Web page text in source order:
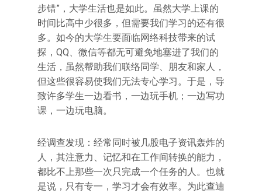
步错”，大学生活也是如此。虽然大学上课的
时间比高中少很多，但需要我们学习的还有很
多。如今的大学生要面临网络科技带来的试
探，QQ、微信等都无可避免地塞进了我们的
生活，虽然帮助我们联络同学、朋友和家人，
但这些很容易使我们无法专心学习。于是，导
致许多学生一边看书，一边玩手机；一边写功
课，一边玩电脑。
经调查发现：经常同时被几股电子资讯轰炸的
人，其注意力、记忆和在工作间转换的能力，
都比不上那些一次只完成一个任务的人。也就
是说，只有专一，学习才会有效率。为此查迪